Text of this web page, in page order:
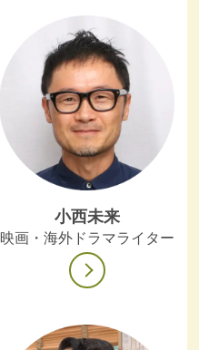
小西未来
映画・海外ドラマライター